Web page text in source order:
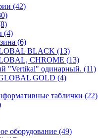
(42)
(4)
(6)
BLACK (13)
CHROME (13)
"Vertikal" одинарный. (11)
GOLD (4)
таблички (22)
оборудование (49)